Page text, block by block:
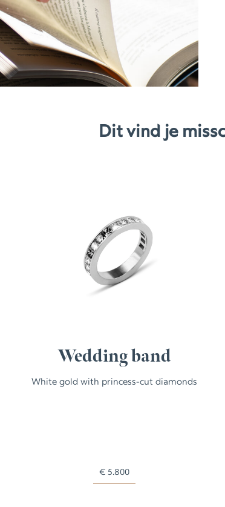
Dit vind je
Wedding band
White gold with princess-cut diamonds
€ 5.800